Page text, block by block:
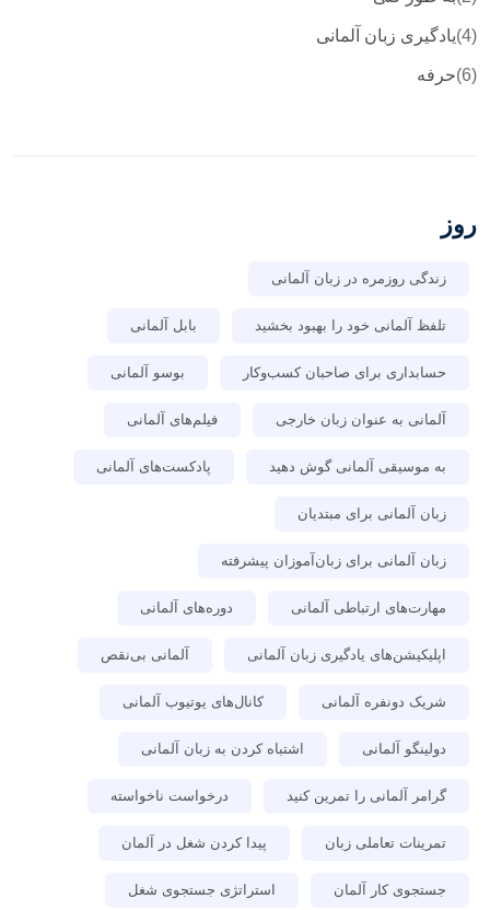
یادگیری زبان آلمانی (4)
حرفه (6)
روز
زندگی روزمره در زبان آلمانی
تلفظ آلمانی خود را بهبود بخشید بابل آلمانی
حسابداری برای صاحبان کسب‌وکار بوسو آلمانی
آلمانی به عنوان زبان خارجی فیلم‌های آلمانی
به موسیقی آلمانی گوش دهید پادکست‌های آلمانی
زبان آلمانی برای مبتدیان
زبان آلمانی برای زبان‌آموزان پیشرفته
مهارت‌های ارتباطی آلمانی دوره‌های آلمانی
اپلیکیشن‌های یادگیری زبان آلمانی آلمانی بی‌نقص
شریک دونفره آلمانی کانال‌های یوتیوب آلمانی
دولینگو آلمانی اشتباه کردن به زبان آلمانی
گرامر آلمانی را تمرین کنید درخواست ناخواسته
تمرینات تعاملی زبان پیدا کردن شغل در آلمان
جستجوی کار آلمان استراتژی جستجوی شغل